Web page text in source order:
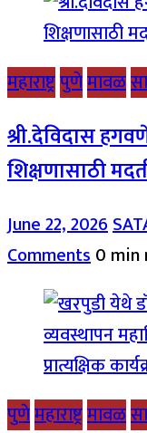
महाराष्ट्रपुणेमावळ
श्री.देविदास
शिक्षणासाठी
June 22, 2026
Comments0 min
पुणेमहाराष्ट्रमावळ